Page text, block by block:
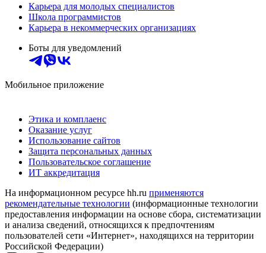
Карьера для молодых специалистов
Школа программистов
Карьера в некоммерческих организациях
Боты для уведомлений
Мобильное приложение
Этика и комплаенс
Оказание услуг
Использование сайтов
Защита персональных данных
Пользовательское соглашение
ИТ аккредитация
На информационном ресурсе hh.ru применяются
рекомендательные технологии (информационные технологии
предоставления информации на основе сбора, систематизации
и анализа сведений, относящихся к предпочтениям
пользователей сети «Интернет», находящихся на территории
Российской Федерации)